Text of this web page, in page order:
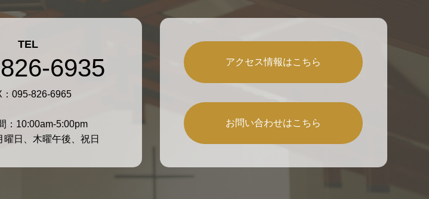
TEL
6935
：095-826-6965
：10:00am-5:00pm
曜日、木曜午後、祝日
アクセス情報はこちら
お問い合わせはこちら